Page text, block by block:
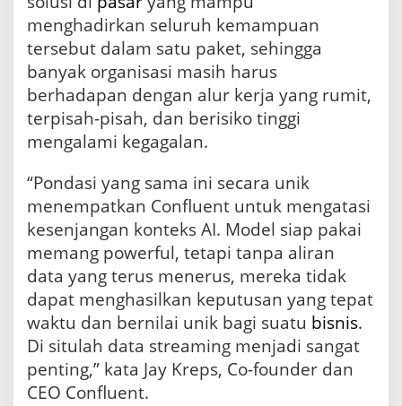
menghadirkan seluruh kemampuan
tersebut dalam satu paket, sehingga
banyak organisasi masih harus
berhadapan dengan alur kerja yang rumit,
terpisah-pisah, dan berisiko tinggi
mengalami kegagalan.
“Pondasi yang sama ini secara unik
menempatkan Confluent untuk mengatasi
kesenjangan konteks AI. Model siap pakai
memang powerful, tetapi tanpa aliran
data yang terus menerus, mereka tidak
dapat menghasilkan keputusan yang tepat
waktu dan bernilai unik bagi suatu bisnis.
Di situlah data streaming menjadi sangat
penting,” kata Jay Kreps, Co-founder dan
CEO Confluent.